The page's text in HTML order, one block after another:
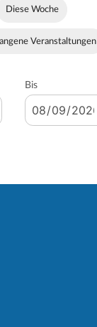
Diese Woche
Veranstaltungen
Bis